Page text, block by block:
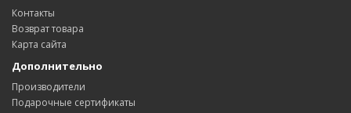
Контакты
Возврат товара
Карта сайта
Дополнительно
Производители
Подарочные сертификаты